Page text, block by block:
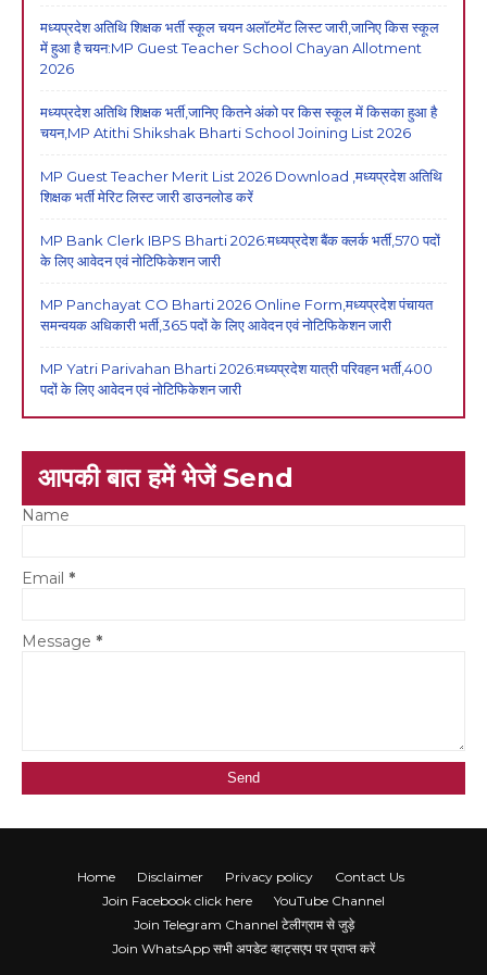
मध्यप्रदेश अतिथि शिक्षक भर्ती स्कूल चयन अलॉटमेंट लिस्ट जारी,जानिए किस स्कूल
में हुआ है चयन:MP Guest Teacher School Chayan Allotment
2026
मध्यप्रदेश अतिथि शिक्षक भर्ती,जानिए कितने अंको पर किस स्कूल में किसका हुआ है
चयन,MP Atithi Shikshak Bharti School Joining List 2026
MP Guest Teacher Merit List 2026 Download ,मध्यप्रदेश अतिथि
शिक्षक भर्ती मेरिट लिस्ट जारी डाउनलोड करें
MP Bank Clerk IBPS Bharti 2026:मध्यप्रदेश बैंक क्लर्क भर्ती,570 पदों
के लिए आवेदन एवं नोटिफिकेशन जारी
MP Panchayat CO Bharti 2026 Online Form,मध्यप्रदेश पंचायत
समन्वयक अधिकारी भर्ती,365 पदों के लिए आवेदन एवं नोटिफिकेशन जारी
MP Yatri Parivahan Bharti 2026:मध्यप्रदेश यात्री परिवहन भर्ती,400
पदों के लिए आवेदन एवं नोटिफिकेशन जारी
आपकी बात हमें भेजें Send
Name
Email *
Message *
Home Disclaimer Privacy policy
Contact Us
Join Facebook click here
YouTube Channel
Join Telegram Channel टेलीग्राम से जुड़े
Join WhatsApp सभी अपडेट व्हाट्सएप पर प्राप्त करें